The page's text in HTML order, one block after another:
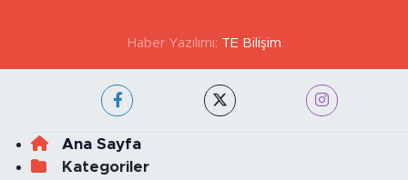
Haber Yazılımı: TE Bilişim
Ana Sayfa
Kategoriler